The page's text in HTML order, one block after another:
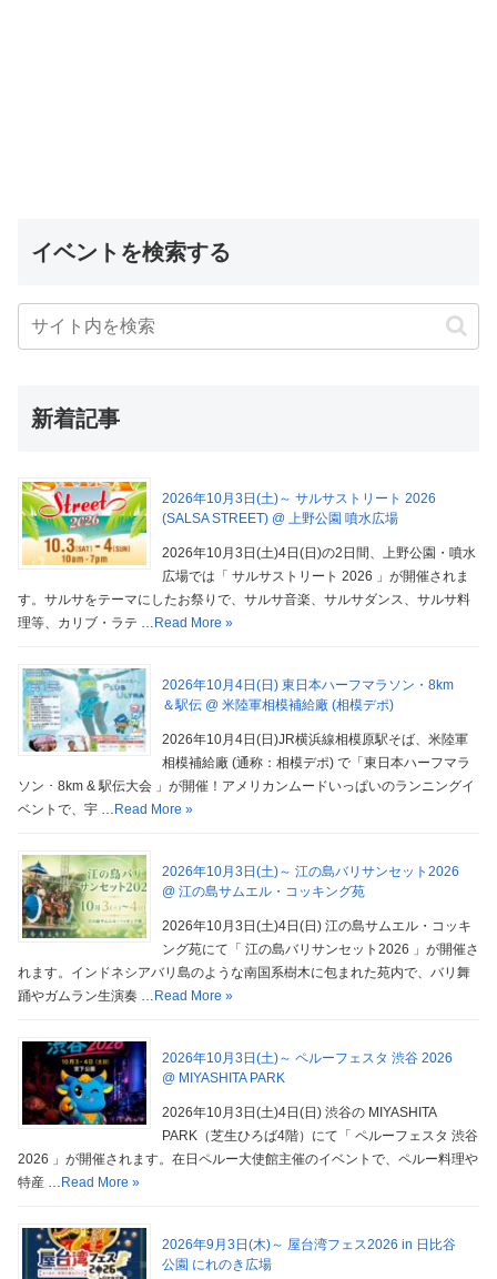
イベントを検索する
新着記事
2026年10月3日(土)～ サルサストリート 2026
(SALSA STREET) @ 上野公園 噴水広場
2026年10月3日(土)4日(日)の2日間、上野公園・噴水
広場では「 サルサストリート 2026 」が開催されま
す。サルサをテーマにしたお祭りで、サルサ音楽、サルサダンス、サルサ料
理等、カリブ・ラテ …Read More »
2026年10月4日(日) 東日本ハーフマラソン・8km
＆駅伝 @ 米陸軍相模補給廠 (相模デポ)
2026年10月4日(日)JR横浜線相模原駅そば、米陸軍
相模補給廠 (通称：相模デポ) で「東日本ハーフマラ
ソン ･ 8km & 駅伝大会 」が開催！アメリカンムードいっぱいのランニングイ
ベントで、宇 …Read More »
2026年10月3日(土)～ 江の島バリサンセット2026
@ 江の島サムエル・コッキング苑
2026年10月3日(土)4日(日) 江の島サムエル・コッキ
ング苑にて「 江の島バリサンセット2026 」が開催さ
れます。インドネシアバリ島のような南国系樹木に包まれた苑内で、バリ舞
踊やガムラン生演奏 …Read More »
2026年10月3日(土)～ ペルーフェスタ 渋谷 2026
@ MIYASHITA PARK
2026年10月3日(土)4日(日) 渋谷の MIYASHITA
PARK（芝生ひろば4階）にて「 ペルーフェスタ 渋谷
2026 」が開催されます。在日ペルー大使館主催のイベントで、ペルー料理や
特産 …Read More »
2026年9月3日(木)～ 屋台湾フェス2026 in 日比谷
公園 にれのき広場